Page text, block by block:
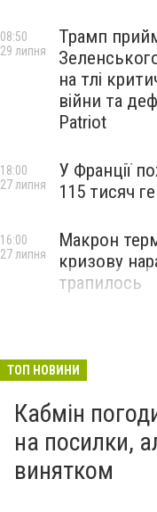
Трамп
на тлі
війни та
Patriot
08:50
29 липня
У Франції
115 тисяч
18:00
27 липня
Макрон
кризову
трапилось
16:00
27 липня
ТОП НОВИНИ
Кабмін
на посилки,
винятком